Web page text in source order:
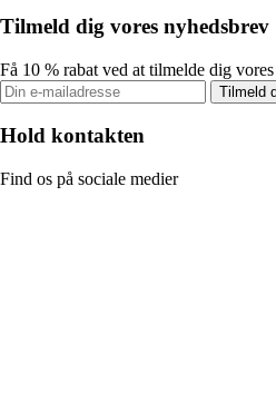
Tilmeld dig vores nyhedsbrev
Få 10 % rabat ved at tilmelde dig
Tilmeld
Hold kontakten
Find os på sociale medier